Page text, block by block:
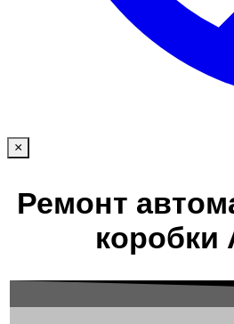
×
Ремонт
коробки